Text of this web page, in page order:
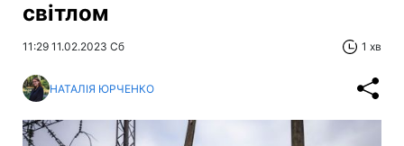
світлом
11:29 11.02.2023 Сб 1 хв
НАТАЛІЯ ЮРЧЕНКО